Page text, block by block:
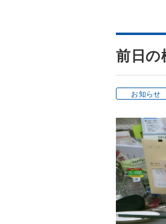
前日の
お知らせ